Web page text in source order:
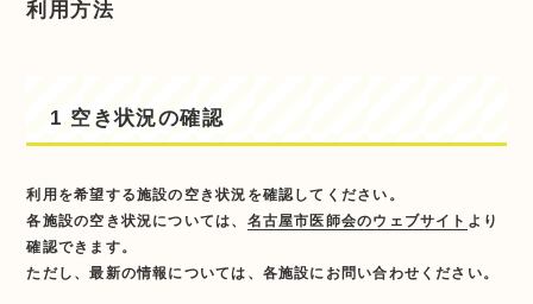
利用方法
1 空き状況の確認
利用を希望する施設の空き状況を確認してください。
各施設の空き状況については、 名古屋市医師会のウェブサイト より
確認できます。
ただし、最新の情報については、各施設にお問い合わせください。